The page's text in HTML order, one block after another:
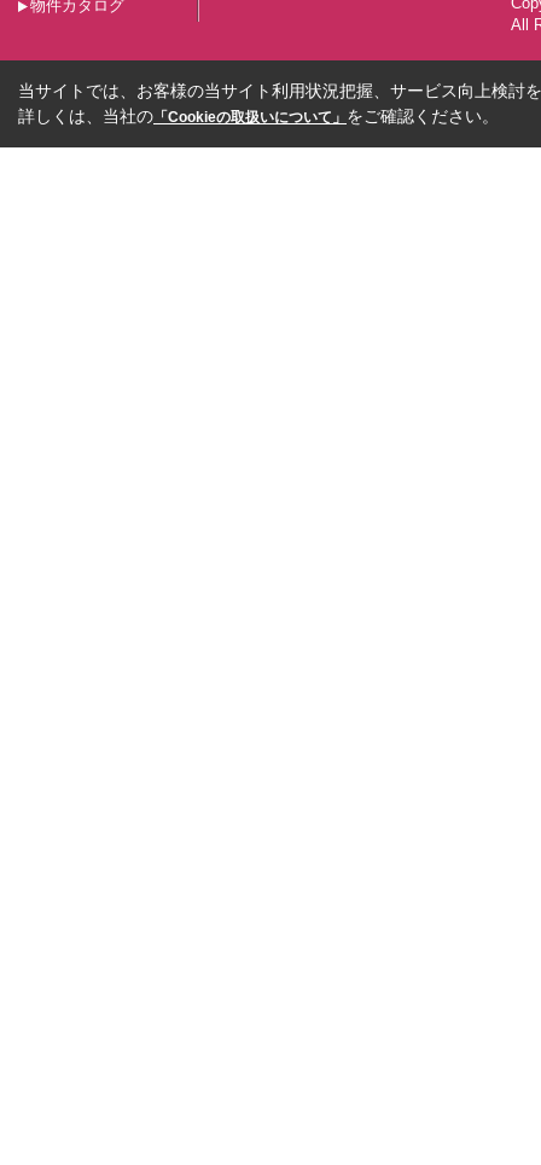
物件カタログ
All
当サイトでは、お客様の当サイト利用状況把握、サービス向上検討
詳しくは、当社の 「Cookieの取扱いについて」 をご確認ください。